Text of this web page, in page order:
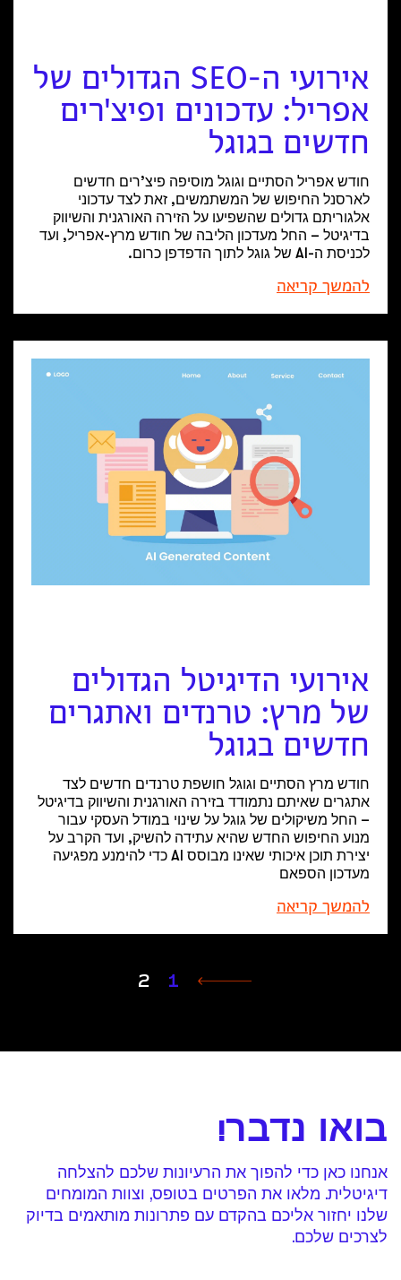
אירועי ה-SEO הגדולים של
אפריל: עדכונים ופיצ'רים
חדשים בגוגל
חודש אפריל הסתיים וגוגל מוסיפה פיצ’רים חדשים
לארסנל החיפוש של המשתמשים, זאת לצד עדכוני
אלגוריתם גדולים שהשפיעו על הזירה האורגנית והשיווק
בדיגיטל – החל מעדכון הליבה של חודש מרץ-אפריל, ועד
לכניסת ה-AI של גוגל לתוך הדפדפן כרום.
להמשך קריאה
אירועי הדיגיטל הגדולים
של מרץ: טרנדים ואתגרים
חדשים בגוגל
חודש מרץ הסתיים וגוגל חושפת טרנדים חדשים לצד
אתגרים שאיתם נתמודד בזירה האורגנית והשיווק בדיגיטל
– החל משיקולים של גוגל על שינוי במודל העסקי עבור
מנוע החיפוש החדש שהיא עתידה להשיק, ועד הקרב על
יצירת תוכן איכותי שאינו מבוסס AI כדי להימנע מפגיעה
מעדכון הספאם
להמשך קריאה
1
2
בואו נדבר!
אנחנו כאן כדי להפוך את הרעיונות שלכם להצלחה
דיגיטלית. מלאו את הפרטים בטופס, וצוות המומחים
שלנו יחזור אליכם בהקדם עם פתרונות מותאמים בדיוק
לצרכים שלכם.